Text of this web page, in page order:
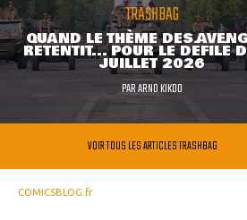
TRASHBAG
QUAND LE THÈME DES
RETENTIT... POUR LE DÉFILÉ
JUILLET 2026
PARARNO KIKOO
VOIR TOUS LES ARTICLES TRASHBAG
COMICSBLOG.fr